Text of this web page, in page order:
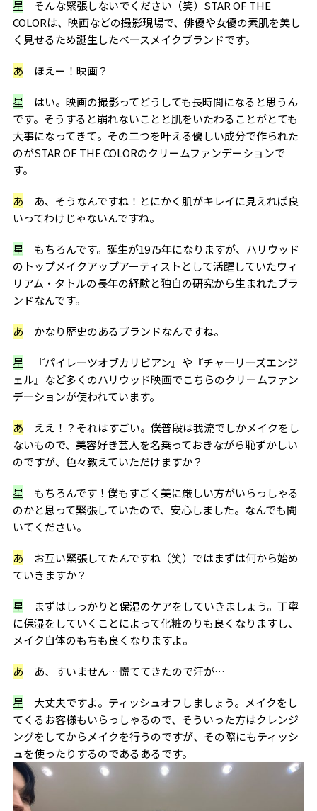
星 そんな緊張しないでください（笑）STAR OF THE
COLORは、映画などの撮影現場で、俳優や女優の素肌を美し
く見せるため誕生したベースメイクブランドです。
あ ほえー！映画？
星 はい。映画の撮影ってどうしても長時間になると思うん
です。そうすると崩れないことと肌をいたわることがとても
大事になってきて。その二つを叶える優しい成分で作られた
のがSTAR OF THE COLORのクリームファンデーションで
す。
あ あ、そうなんですね！とにかく肌がキレイに見えれば良
いってわけじゃないんですね。
星 もちろんです。誕生が1975年になりますが、ハリウッド
のトップメイクアップアーティストとして活躍していたウィ
リアム・タトルの長年の経験と独自の研究から生まれたブラ
ンドなんです。
あ かなり歴史のあるブランドなんですね。
星 『パイレーツオブカリビアン』や『チャーリーズエンジ
ェル』など多くのハリウッド映画でこちらのクリームファン
デーションが使われています。
あ ええ！？それはすごい。僕普段は我流でしかメイクをし
ないもので、美容好き芸人を名乗っておきながら恥ずかしい
のですが、色々教えていただけますか？
星 もちろんです！僕もすごく美に厳しい方がいらっしゃる
のかと思って緊張していたので、安心しました。なんでも聞
いてください。
あ お互い緊張してたんですね（笑）ではまずは何から始め
ていきますか？
星 まずはしっかりと保湿のケアをしていきましょう。丁寧
に保湿をしていくことによって化粧のりも良くなりますし、
メイク自体のもちも良くなりますよ。
あ あ、すいません…慌ててきたので汗が…
星 大丈夫ですよ。ティッシュオフしましょう。メイクをし
てくるお客様もいらっしゃるので、そういった方はクレンジ
ングをしてからメイクを行うのですが、その際にもティッシ
ュを使ったりするのであるあるです。